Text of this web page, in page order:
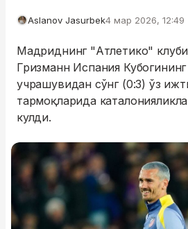
Aslanov Jasurbek4 мар 2026, 12:49
Мадриднинг "Атлетико"
Гризманн Испания
учрашувидан сўнг (0:3) ўз
тармоқларида
кулди.